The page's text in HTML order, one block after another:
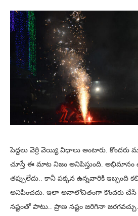
పెద్దలు వెర్రి వెయ్యి విధాలు అంటారు. కొందరు
చూస్తే ఈ మాట నిజం అనిపిస్తుంది. అభిమానం
తప్పులేదు.. కానీ పక్కన ఉన్నవారికి ఇబ్బంది
అనిపించదు. ఇలా అనాలోచితంగా కొందరు చేసే
నష్టంతో పాటు.. ప్రాణ నష్టం జరిగినా